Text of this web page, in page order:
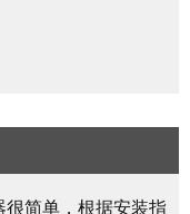
很简单，根据安装指